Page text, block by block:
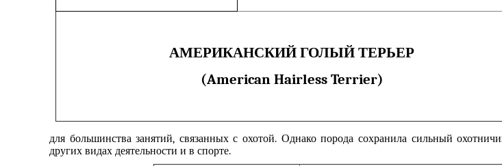
АМЕРИКАНСКИЙ ГОЛЫЙ ТЕРЬЕР
(American Hairless Terrier)
для большинства занятий, связанных сохотой. Однакопорода сохраниласильный
других видах деятельности и в спорте.